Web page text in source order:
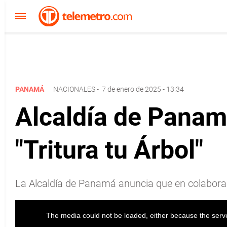
PANAMÁ NACIONALES- 7 de enero de 2025 - 13:34
Alcaldía de
"Tritura tu Árbol"
La Alcaldía de Panamá anuncia que en
The media could not be loaded, either because the